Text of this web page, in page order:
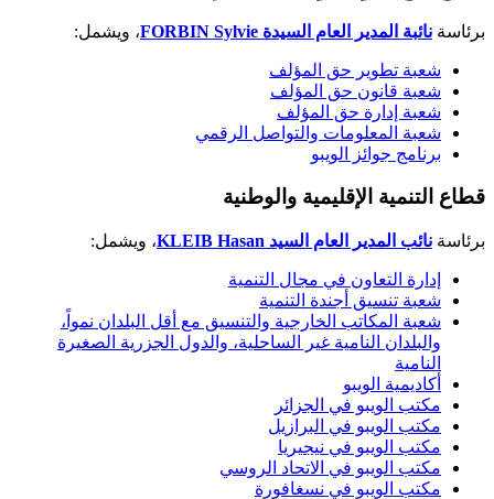
برئاسة نائبة المدير العام السيدة FORBIN Sylvie، ويشمل:
شعبة تطوير حق المؤلف
شعبة قانون حق المؤلف
شعبة إدارة حق المؤلف
شعبة المعلومات والتواصل الرقمي
برنامج جوائز الويبو
قطاع التنمية الإقليمية والوطنية
برئاسة نائب المدير العام السيد KLEIB Hasan، ويشمل:
إدارة التعاون في مجال التنمية
شعبة تنسيق أجندة التنمية
شعبة المكاتب الخارجية والتنسيق مع أقل البلدان نمواً،
والبلدان النامية غير الساحلية، والدول الجزرية الصغيرة
النامية
أكاديمية الويبو
مكتب الويبو في الجزائر
مكتب الويبو في البرازيل
مكتب الويبو في نيجيريا
مكتب الويبو في الاتحاد الروسي
مكتب الويبو في نسغافورة